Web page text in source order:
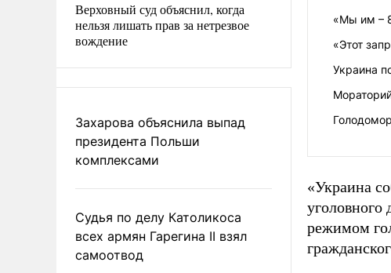
Верховный суд объяснил, когда
нельзя лишать прав за нетрезвое
вождение
Захарова объяснила выпад
президента Польши
комплексами
Судья по делу Католикоса
всех армян Гарегина II взял
самоотвод
«Мы им –
«Этот
Украина
«Украина
уголовного
режимом